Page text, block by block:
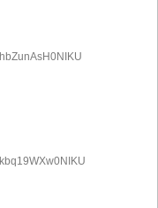
hbZunAsH0NIKU
kbq19WXw0NIKU